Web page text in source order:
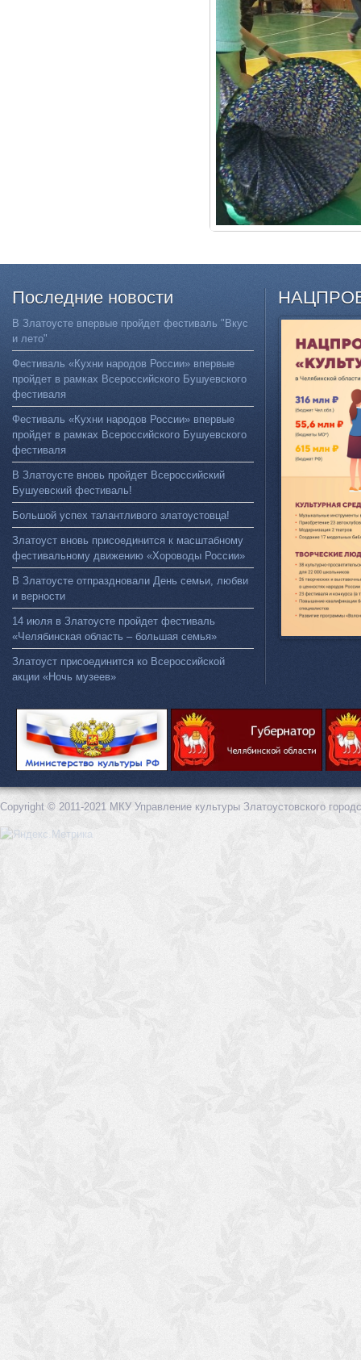
Последние новости
В Златоусте впервые пройдет фестиваль "Вкус
и лето"
Фестиваль «Кухни народов России» впервые
пройдет в рамках Всероссийского Бушуевского
фестиваля
Фестиваль «Кухни народов России» впервые
пройдет в рамках Всероссийского Бушуевского
фестиваля
В Златоусте вновь пройдет Всероссийский
Бушуевский фестиваль!
Большой успех талантливого златоустовца!
Златоуст вновь присоединится к масштабному
фестивальному движению «Хороводы России»
В Златоусте отпраздновали День семьи, любви
и верности
14 июля в Златоусте пройдет фестиваль
«Челябинская область – большая семья»
Златоуст присоединится ко Всероссийской
акции «Ночь музеев»
Copyright © 2011-2021 МКУ Управление культуры Златоустовского